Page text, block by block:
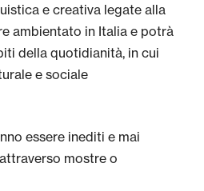
e creativa legate alla
ambientato in Italia e potrà
della quotidianità, in cui
e sociale
essere inediti e mai
mostre o